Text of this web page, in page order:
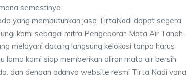
semestinya.
yang membutuhkan jasa TirtaNadi dapat segera
kami sebagai mitra Pengeboran Mata Air Tanah
melayani datang langsung kelokasi tanpa harus
lama kami siap memberikan aliran mata air bersih
dan dengan adanya website resmi Tirta Nadi yang